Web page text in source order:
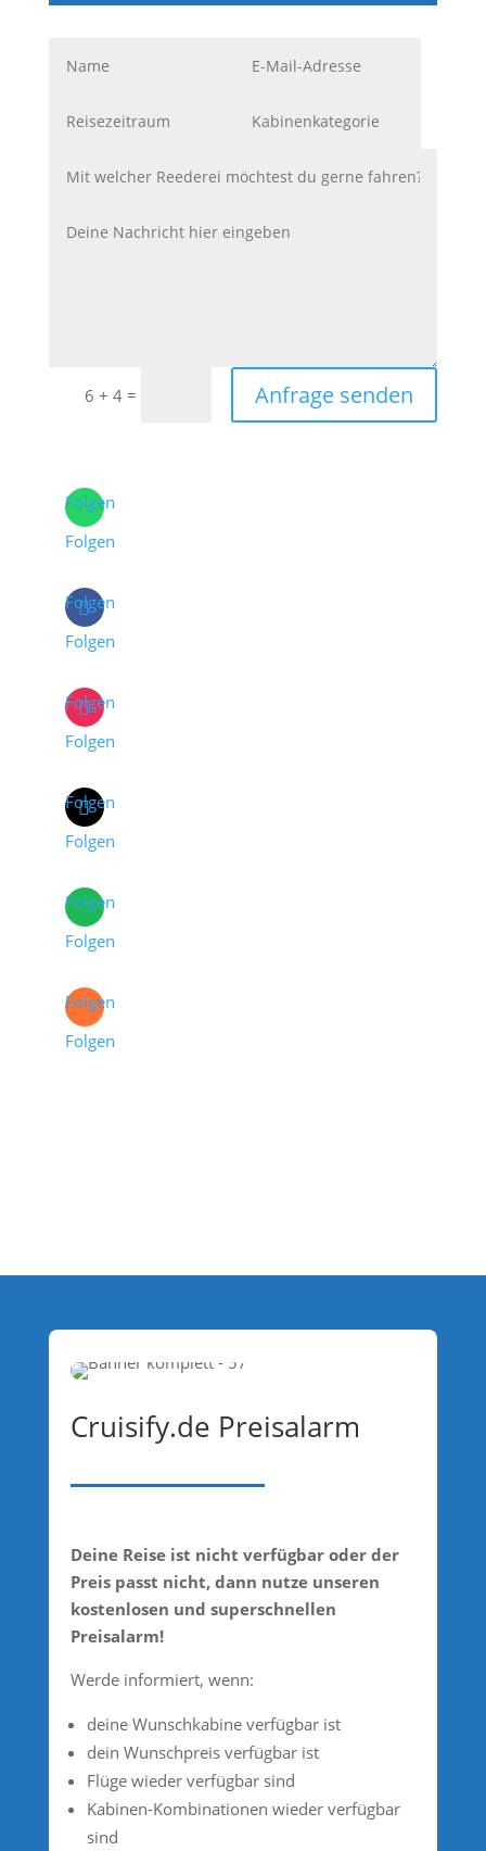
6 + 4 = Anfrage senden
Folgen
Folgen
Folgen
Folgen
Folgen
Folgen
Folgen
Folgen
Folgen
Folgen
Folgen
Folgen
Cruisify.de Preisalarm
Deine Reise ist nicht verfügbar oder der
Preis passt nicht, dann nutze unseren
kostenlosen und superschnellen
Preisalarm!
Werde informiert, wenn:
deine Wunschkabine verfügbar ist
dein Wunschpreis verfügbar ist
Flüge wieder verfügbar sind
Kabinen-Kombinationen wieder verfügbar
sind